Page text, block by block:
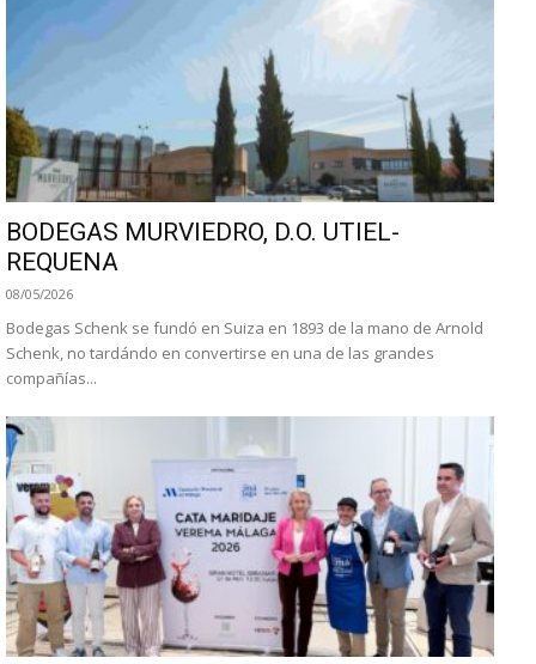
BODEGAS MURVIEDRO, D.O. UTIEL-
REQUENA
08/05/2026
Bodegas Schenk se fundó en Suiza en 1893 de la mano de Arnold
Schenk, no tardándo en convertirse en una de las grandes
compañías...